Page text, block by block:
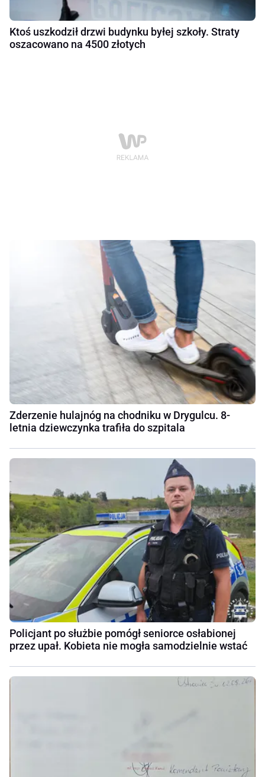
Ktoś uszkodził drzwi budynku byłej szkoły. Straty
oszacowano na 4500 złotych
Zderzenie hulajnóg na chodniku w Drygulcu. 8-
letnia dziewczynka trafiła do szpitala
Policjant po służbie pomógł seniorce osłabionej
przez upał. Kobieta nie mogła samodzielnie wstać